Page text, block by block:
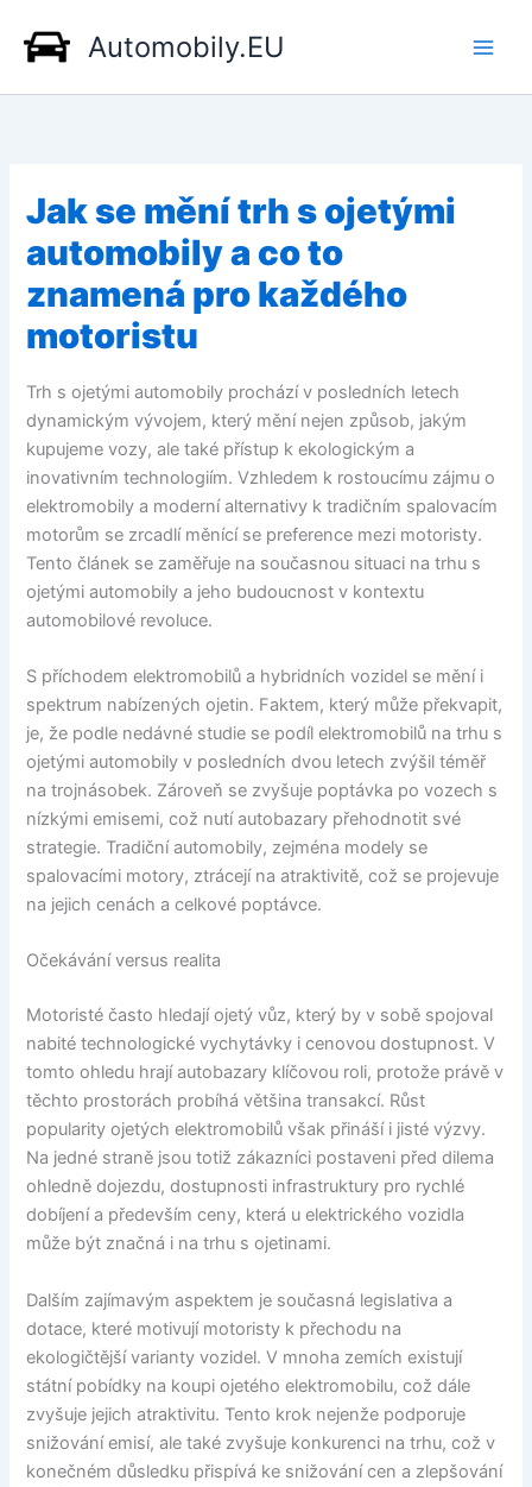
obsah
Automobily.EU
Jak se mění trh s ojetými
automobily a co to
znamená pro každého
motoristu
Trh s ojetými automobily prochází v posledních letech
dynamickým vývojem, který mění nejen způsob, jakým
kupujeme vozy, ale také přístup k ekologickým a
inovativním technologiím. Vzhledem k rostoucímu zájmu o
elektromobily a moderní alternativy k tradičním spalovacím
motorům se zrcadlí měnící se preference mezi motoristy.
Tento článek se zaměřuje na současnou situaci na trhu s
ojetými automobily a jeho budoucnost v kontextu
automobilové revoluce.
S příchodem elektromobilů a hybridních vozidel se mění i
spektrum nabízených ojetin. Faktem, který může překvapit,
je, že podle nedávné studie se podíl elektromobilů na trhu s
ojetými automobily v posledních dvou letech zvýšil téměř
na trojnásobek. Zároveň se zvyšuje poptávka po vozech s
nízkými emisemi, což nutí autobazary přehodnotit své
strategie. Tradiční automobily, zejména modely se
spalovacími motory, ztrácejí na atraktivitě, což se projevuje
na jejich cenách a celkové poptávce.
Očekávání versus realita
Motoristé často hledají ojetý vůz, který by v sobě spojoval
nabité technologické vychytávky i cenovou dostupnost. V
tomto ohledu hrají autobazary klíčovou roli, protože právě v
těchto prostorách probíhá většina transakcí. Růst
popularity ojetých elektromobilů však přináší i jisté výzvy.
Na jedné straně jsou totiž zákazníci postaveni před dilema
ohledně dojezdu, dostupnosti infrastruktury pro rychlé
dobíjení a především ceny, která u elektrického vozidla
může být značná i na trhu s ojetinami.
Dalším zajímavým aspektem je současná legislativa a
dotace, které motivují motoristy k přechodu na
ekologičtější varianty vozidel. V mnoha zemích existují
státní pobídky na koupi ojetého elektromobilu, což dále
zvyšuje jejich atraktivitu. Tento krok nejenže podporuje
snižování emisí, ale také zvyšuje konkurenci na trhu, což v
konečném důsledku přispívá ke snižování cen a zlepšování